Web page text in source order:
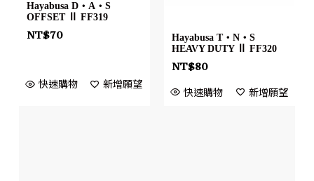
Hayabusa D・A・S
OFFSET Ⅱ FF319
NT$70
快速購物 新增願望
Hayabusa T・N・S
HEAVY DUTY Ⅱ FF320
NT$80
快速購物 新增願望